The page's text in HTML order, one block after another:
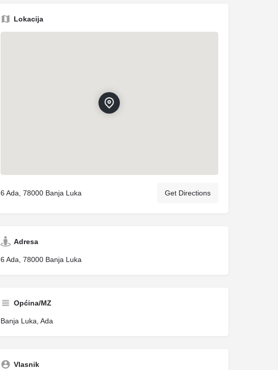
Lokacija
6 Ada, 78000 Banja Luka Get Directions
Adresa
6 Ada, 78000 Banja Luka
Općina/MZ
Banja Luka, Ada
Vlasnik